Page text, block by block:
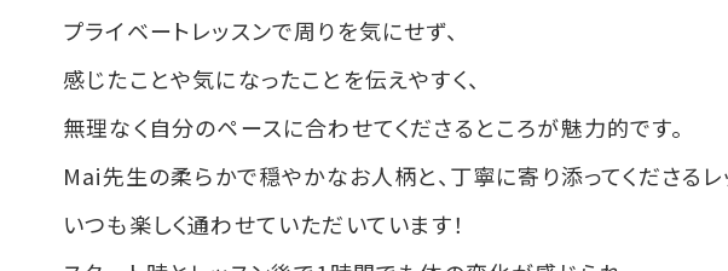
プライベートレッスンで周りを気にせず、
感じたことや気になったことを伝えやすく、
無理なく自分のペースに合わせてくださるところが魅力的です。
Mai先生の柔らかで穏やかなお人柄と、丁寧に寄り添ってくださるレ
いつも楽しく通わせていただいています！